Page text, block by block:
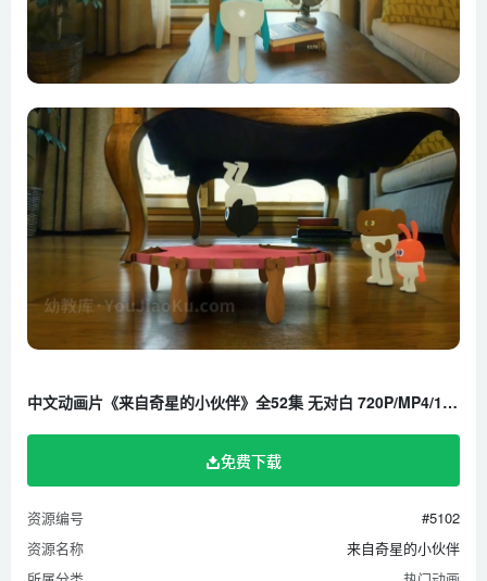
中文动画片《来自奇星的小伙伴》全52集 无对白 720P/MP4/1.60G 百度云网盘下载
免费下载
资源编号
#5102
资源名称
来自奇星的小伙伴